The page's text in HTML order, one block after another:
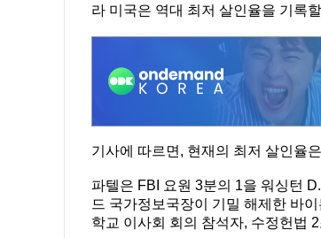
라 미국은 역대 최저 살인율을 기록
기사에 따르면, 현재의 최저 살인율
파텔은 FBI 요원 3분의 1을 워싱턴
드 국가정보국장이 기밀 해제한 바
학교 이사회 회의 참석자, 수정헌법